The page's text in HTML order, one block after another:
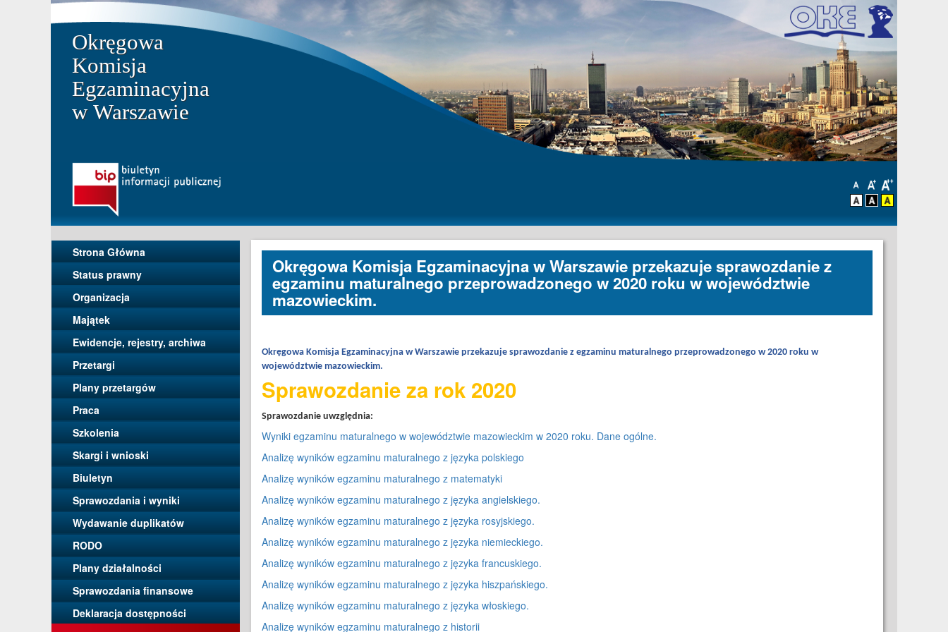
Okręgowa
Komisja
Egzaminacyjna
w Warszawie
Strona Główna
Status prawny
Organizacja
Majątek
Ewidencje, rejestry, archiwa
Przetargi
Plany przetargów
Praca
Szkolenia
Skargi i wnioski
Biuletyn
Sprawozdania i wyniki
Wydawanie duplikatów
RODO
Plany działalności
Sprawozdania finansowe
Deklaracja dostępności
Okręgowa Komisja Egzaminacyjna w Warszawie przekazuje sprawozdanie z
egzaminu maturalnego przeprowadzonego w 2020 roku w województwie
mazowieckim.
Okręgowa Komisja Egzaminacyjna w Warszawie przekazuje sprawozdanie z egzaminu maturalnego przeprowadzonego w 2020 roku w
województwie mazowieckim.
Sprawozdanie za rok 2020
Sprawozdanie uwzględnia:
Wyniki egzaminu maturalnego w województwie mazowieckim w 2020 roku. Dane ogólne.
Analizę wyników egzaminu maturalnego z języka polskiego
Analizę wyników egzaminu maturalnego z matematyki
Analizę wyników egzaminu maturalnego z języka angielskiego.
Analizę wyników egzaminu maturalnego z języka rosyjskiego.
Analizę wyników egzaminu maturalnego z języka niemieckiego.
Analizę wyników egzaminu maturalnego z języka francuskiego.
Analizę wyników egzaminu maturalnego z języka hiszpańskiego.
Analizę wyników egzaminu maturalnego z języka włoskiego.
Analizę wyników egzaminu maturalnego z historii